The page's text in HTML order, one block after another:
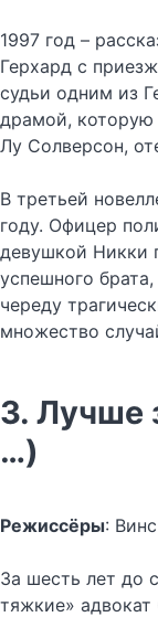
1997 год –
Герхард с
судьи одним из
драмой, которую
Лу Солверсон,
В третьей
году. Офицер
девушкой Никки
успешного
череду
множество
3. Лучше
…)
Режиссёры:
За шесть лет до
тяжкие»